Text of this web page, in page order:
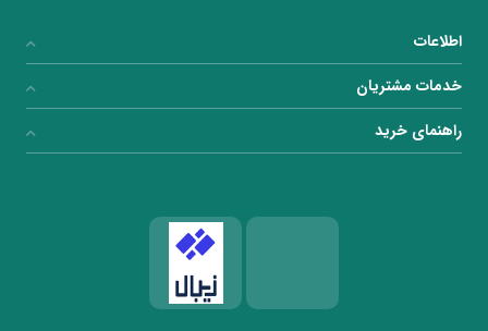
اطلاعات
خدمات مشتریان
راهنمای خرید